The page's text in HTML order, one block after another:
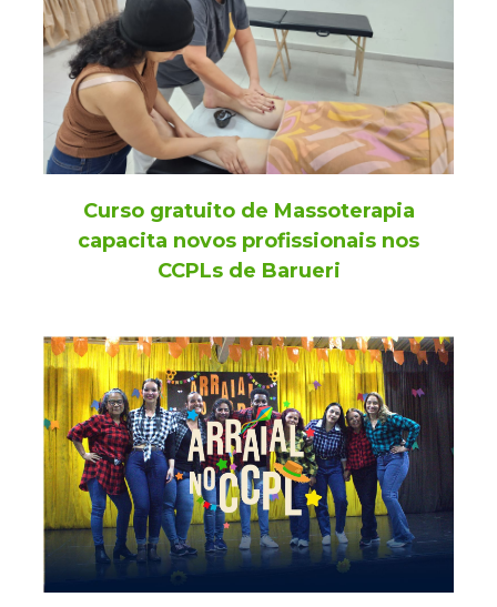
Curso gratuito de Massoterapia
capacita novos profissionais nos
CCPLs de Barueri